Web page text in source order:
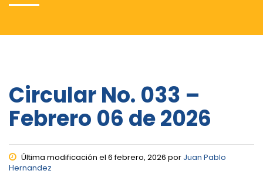
Circular No. 033 –
Febrero 06 de 2026
Última modificación el 6 febrero, 2026 por Juan Pablo
Hernandez